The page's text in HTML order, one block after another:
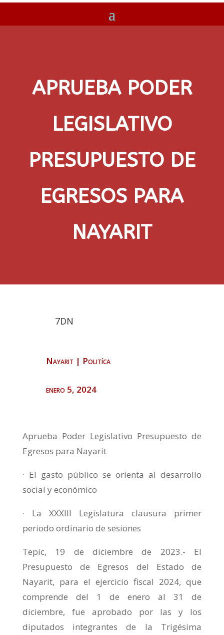
APRUEBA PODER
LEGISLATIVO
PRESUPUESTO DE
EGRESOS PARA
NAYARIT
7DN
Nayarit | Politíca
enero 5, 2024
Aprueba Poder Legislativo Presupuesto de
Egresos para Nayarit
· El gasto público se orienta al desarrollo
social y económico
· La XXXIII Legislatura clausura primer
periodo ordinario de sesiones
Tepic, 19 de diciembre de 2023.- El
Presupuesto de Egresos del Estado de
Nayarit, para el ejercicio fiscal 2024, que
comprende del 1 de enero al 31 de
diciembre, fue aprobado por las y los
diputados integrantes de la Trigésima